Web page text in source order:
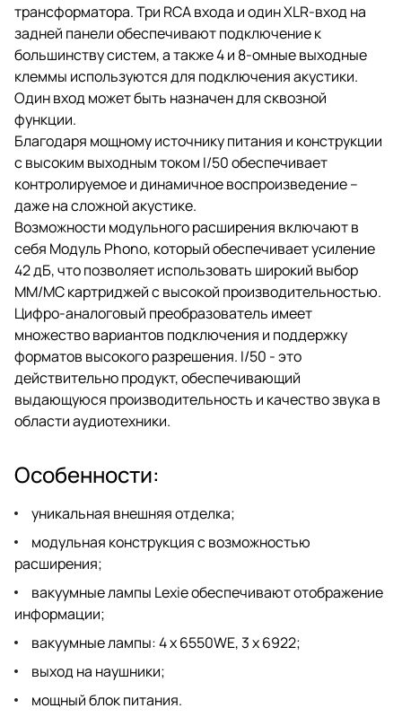
трансформатора. Три RCA входа и один XLR-вход на
задней панели обеспечивают подключение к
большинству систем, а также 4 и 8-омные выходные
клеммы используются для подключения акустики.
Один вход может быть назначен для сквозной
функции.
Благодаря мощному источнику питания и конструкции
с высоким выходным током I/50 обеспечивает
контролируемое и динамичное воспроизведение –
даже на сложной акустике.
Возможности модульного расширения включают в
себя Модуль Phono, который обеспечивает усиление
42 дБ, что позволяет использовать широкий выбор
MM/MC картриджей с высокой производительностью.
Цифро-аналоговый преобразователь имеет
множество вариантов подключения и поддержку
форматов высокого разрешения. I/50 - это
действительно продукт, обеспечивающий
выдающуюся производительность и качество звука в
области аудиотехники.
Особенности:
уникальная внешняя отделка;
модульная конструкция с возможностью
расширения;
вакуумные лампы Lexie обеспечивают отображение
информации;
вакуумные лампы: 4 x 6550WE, 3 x 6922;
выход на наушники;
мощный блок питания.